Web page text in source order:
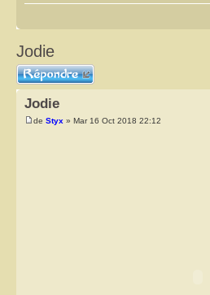
Jodie
Répondre
Jodie
de Styx » Mar 16 Oct 2018 22:12